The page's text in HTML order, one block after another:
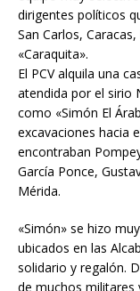
dirigentes políticos
San Carlos,
«Caraquita».
El PCV alquila una
atendida por el sirio
como «Simón El
excavaciones hacia
encontraban
García Ponce,
Mérida.
«Simón» se hizo
ubicados en las
solidario y regalón.
de muchos militares